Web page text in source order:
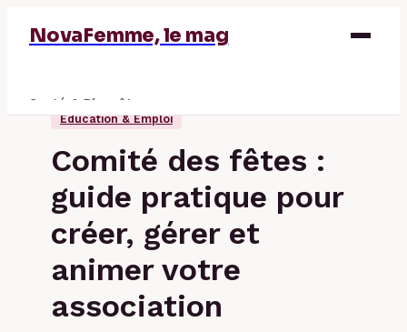
NovaFemme, le mag
Santé & Bien-être
Finance
Éducation & Emploi
Comité des fêtes :
guide pratique pour
créer, gérer et
animer votre
association